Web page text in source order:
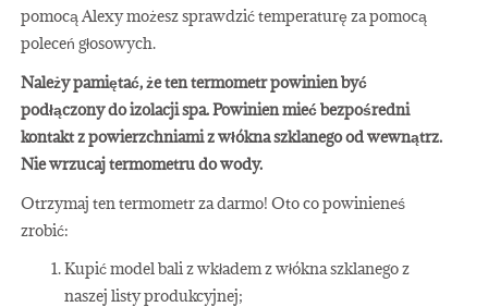
pomocą Alexy możesz sprawdzić temperaturę za pomocą
poleceń głosowych.
Należy pamiętać, że ten termometr powinien być
podłączony do izolacji spa. Powinien mieć bezpośredni
kontakt z powierzchniami z włókna szklanego od wewnątrz.
Nie wrzucaj termometru do wody.
Otrzymaj ten termometr za darmo! Oto co powinieneś
zrobić:
Kupić model bali z wkładem z włókna szklanego z
naszej listy produkcyjnej;